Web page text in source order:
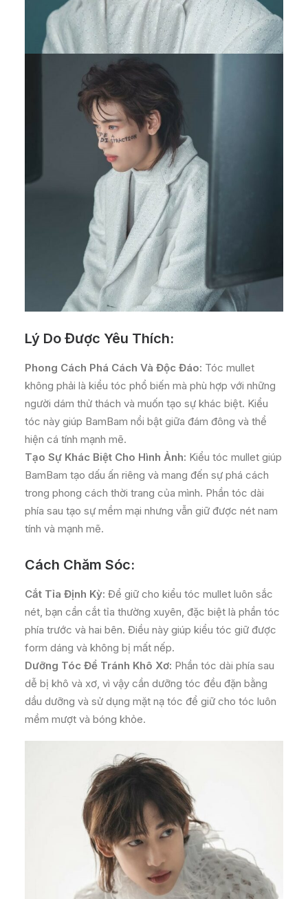
Lý Do Được Yêu Thích:
Phong Cách Phá Cách Và Độc Đáo: Tóc mullet
không phải là kiểu tóc phổ biến mà phù hợp với những
người dám thử thách và muốn tạo sự khác biệt. Kiểu
tóc này giúp BamBam nổi bật giữa đám đông và thể
hiện cá tính mạnh mẽ.
Tạo Sự Khác Biệt Cho Hình Ảnh: Kiểu tóc mullet giúp
BamBam tạo dấu ấn riêng và mang đến sự phá cách
trong phong cách thời trang của mình. Phần tóc dài
phía sau tạo sự mềm mại nhưng vẫn giữ được nét nam
tính và mạnh mẽ.
Cách Chăm Sóc:
Cắt Tỉa Định Kỳ: Để giữ cho kiểu tóc mullet luôn sắc
nét, bạn cần cắt tỉa thường xuyên, đặc biệt là phần tóc
phía trước và hai bên. Điều này giúp kiểu tóc giữ được
form dáng và không bị mất nếp.
Dưỡng Tóc Để Tránh Khô Xơ: Phần tóc dài phía sau
dễ bị khô và xơ, vì vậy cần dưỡng tóc đều đặn bằng
dầu dưỡng và sử dụng mặt nạ tóc để giữ cho tóc luôn
mềm mượt và bóng khỏe.